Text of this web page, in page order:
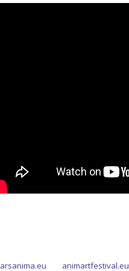
arsanima.eu animartfestival.eu